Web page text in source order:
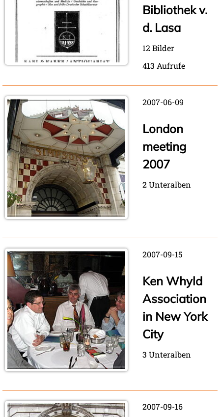
Bibliothek v.
d. Lasa
12 Bilder
413 Aufrufe
2007-06-09
London
meeting
2007
2 Unteralben
2007-09-15
Ken Whyld
Association
in New York
City
3 Unteralben
2007-09-16